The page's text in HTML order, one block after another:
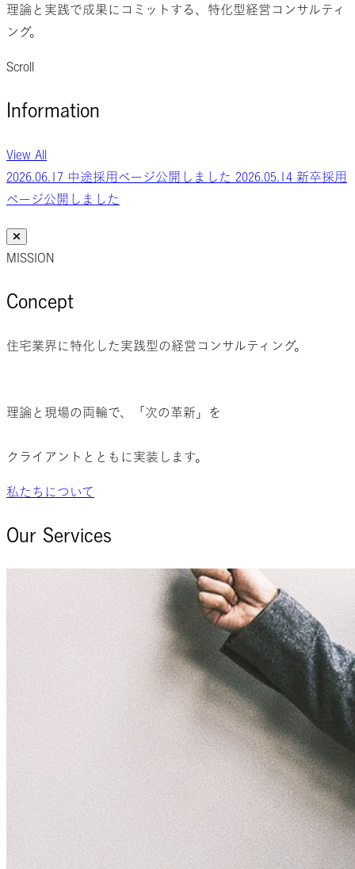
理論と実践で成果にコミットする、 特化型経営コンサルティ
ング。
Scroll
Information
View All
2026.06.17 中途採用ページ公開しました 2026.05.14 新卒採用
ページ公開しました
MISSION
Concept
住宅業界に特化した実践型の経営コンサルティング。
理論と現場の両輪で、 「次の革新」 を
クライアントとともに実装します。
私たちについて
Our Services